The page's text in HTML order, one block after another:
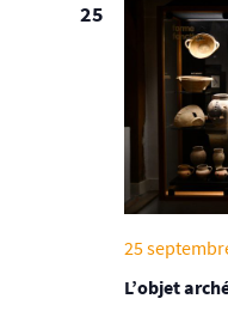
25
L’objet
25